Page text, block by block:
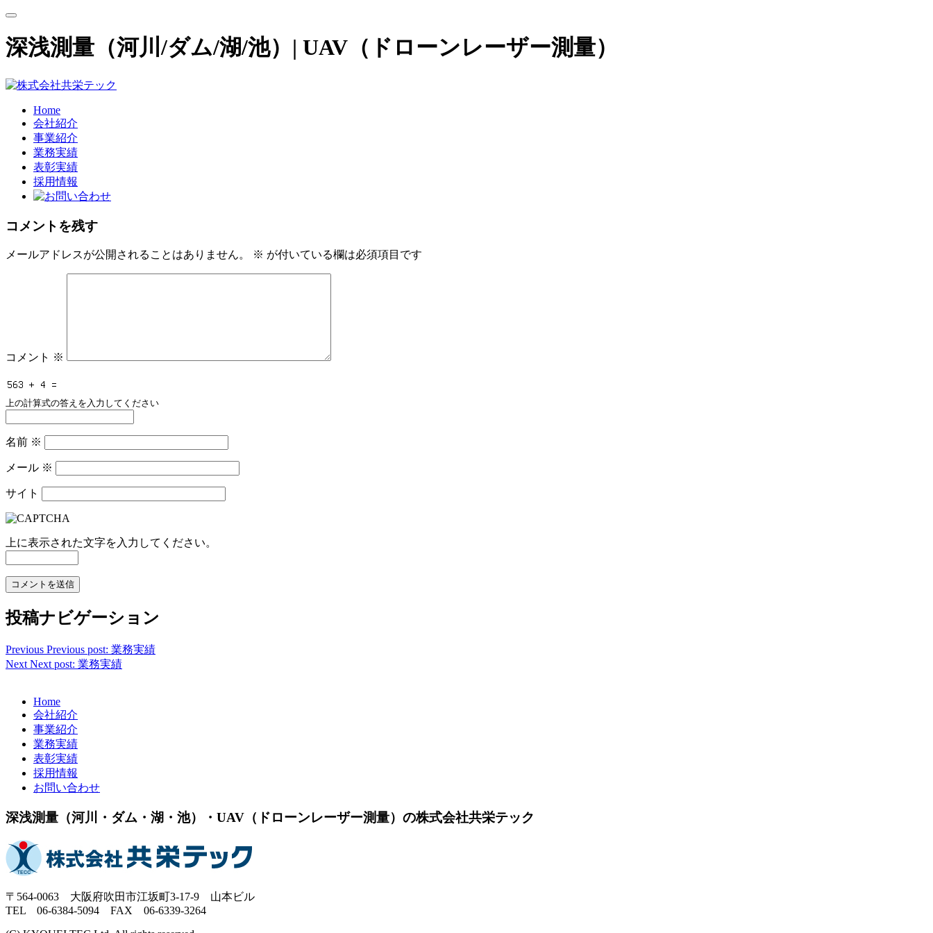
深浅測量（河川/ダム/湖/池）| UAV（ドローンレーザー測量）
Home
会社紹介
事業紹介
業務実績
表彰実績
採用情報
コメントを残す
メールアドレスが公開されることはありません。 ※ が付いている欄は必須項目です
コメント ※
上の計算式の答えを入力してください
名前 ※
メール ※
サイト
上に表示された文字を入力してください。
投稿ナビゲーション
Previous Previous post: 業務実績
Next Next post: 業務実績
Home
会社紹介
事業紹介
業務実績
表彰実績
採用情報
お問い合わせ
深浅測量（河川・ダム・湖・池）・UAV（ドローンレーザー測量）の株式会社共栄テック
〒564-0063 大阪府吹田市江坂町3-17-9 山本ビル
TEL 06-6384-5094 FAX 06-6339-3264